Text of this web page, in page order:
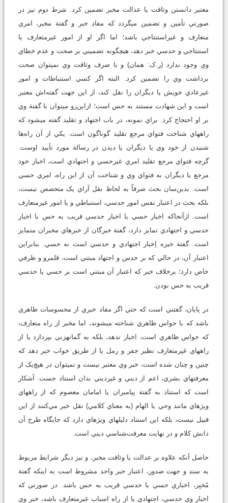
معتبر دانستن وثاقت يا عدالت مخبر تضمين کرد. شرط دوم نيز در
صورتي تأمين و تضمين مي‏گردد که مفاد خبر و گفتة مخبر، امري
متعارف و غيراستنتاجي باشد؛ اما اگر او از امور غيرمتعارف يا
استنتاجي و حدسي خبر دهد، هيچ‏گونه تضميني بر صحت و عدم خطاي
وي وجود ندارد (ر.ک: همان) و با صرف وثاقت وي نمي‏توان صحت
برداشت وي را تضمين کرد. البته اگر کسي استنباطات و امور
غيرعادي خويش يا ديگران را نقل کند، از اين جهت گفته‌اش معتبر
است و اين شهادت مستند به حس است؛ ازاين‌رو مي‏توان با گفتة وي
بر او احتجاج كرد. براي نمونه، در باب اجتهاد و تقليد گفته مي‏شود که
راه‏هاي شناخت فتواي مرجع تقليد گوناگون است. يکي از آن راه‌ها
شنيدن از خود وي يا ديگران يا ديدن در رسالة مورد تأييد اوست.
گرچه فتواي مرجع تقليد امري غيرحسي و اجتهادي است، اخبار خود
مرجع يا ديگران به فتواي وي و شناخت آن از اين راه، امري حسي
است. بدين‌سان بحث صرفاً به لحاظ نقل آراي يک متخصص نيست،
بلکه بحث در اعتبار نفس امور حدسي، استنباطي و يا امور غيرمتعارف
است. ازآنجاکه اخبار حسي يا اخبار حدسي قريب به حس با اخبار
حدسي و اجتهادي تمايز دارد، گفتة خبرگان از خبرهاي مخبران متمايز
است. گفتة خبره اِخبار اجتهادي و حدسي است نه حسي. بنابراين
اعتبار آن، در حالي که بر حدس و اجتهاد مبتني است، قلمرو و ظرفي
خاص دارد؛ برخلاف خبر که اعتبار آن مبتني است بر حسي يا حدسي
قريب به حس‏ بودن.
در پايان، گفتني است که حتي اگر مفاد خبري از محسوسات ظاهري
باشد که با حواس ظاهري شناخته مي‏شوند، اما مخبر از راه متعارف،
که حواس ظاهري است، اخبار ندهد، بلکه به گمانه‏زني بپردازد يا از
راه‏هاي غيرمتعارف نظير جفر و رمل يا از طريق خواب خبر دهد که
چنين و چنان شده است، خبر وي معتبر نيست و نمي‏توان در هيچ‌يک از
معرفت‏هاي بشري، اعم از ديني و غيرديني بدان استناد جست. آشکار
است که استناد به گفتة پيامبران يا امامان معصوم که از راه‏هاي
ويژه‏اي مانند وحي يا الهام (به معناي کلامي) نقل خبر مي‌كنند از اين
قبيل نيست، بلکه اين استناد دليل‏هاي ويژه‏اي دارد که جايگاه طرح آن
دانش کلام و در نهايت معرفت‌شناسي ديني است.
حاصل آنکه علاوه بر عدالت يا وثاقت مخبر، و نيز ديگر شرايط مربوط
به سند و جهت صدور، اعتبار خبر واحد مشروط است به اينکه گفتة
مُخبِر، اخباري حسي يا حدسي قريب به حس باشد. در صورتي که
اخبار وي حدسي، اجتهادي يا از راه اسباب غيرمتعارف باشد، خبر وي